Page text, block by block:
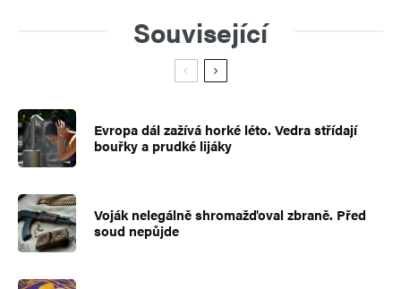
Související
Evropa dál zažívá horké léto. Vedra střídají
bouřky a prudké lijáky
Voják nelegálně shromažďoval zbraně. Před
soud nepůjde